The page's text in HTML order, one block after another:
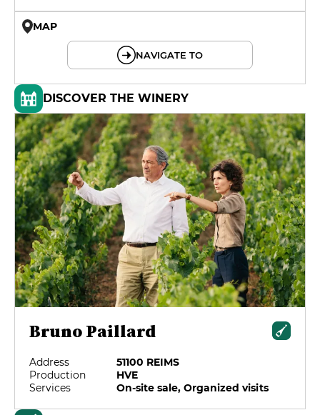
MAP
NAVIGATE TO
DISCOVER THE WINERY
Bruno Paillard
Address
51100 REIMS
Production
HVE
Services
On-site sale, Organized visits